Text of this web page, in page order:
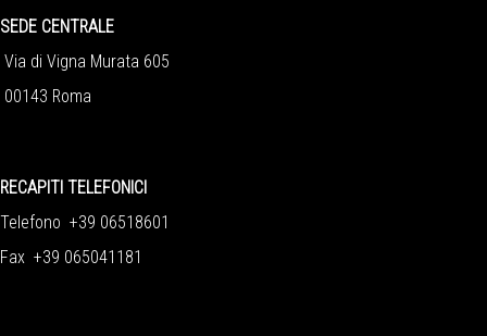
SEDE CENTRALE
Via di Vigna Murata 605
00143 Roma
RECAPITI TELEFONICI
Telefono +39 06518601
Fax +39 065041181